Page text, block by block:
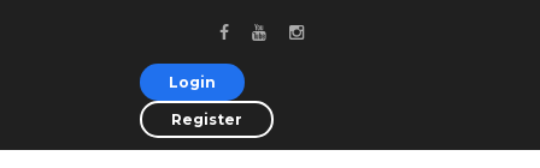
Login
Register